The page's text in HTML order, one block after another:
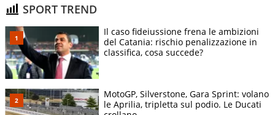
SPORT TREND
Il caso fideiussione frena le ambizioni
del Catania: rischio penalizzazione in
classifica, cosa succede?
MotoGP, Silverstone, Gara Sprint: volano
le Aprilia, tripletta sul podio. Le Ducati